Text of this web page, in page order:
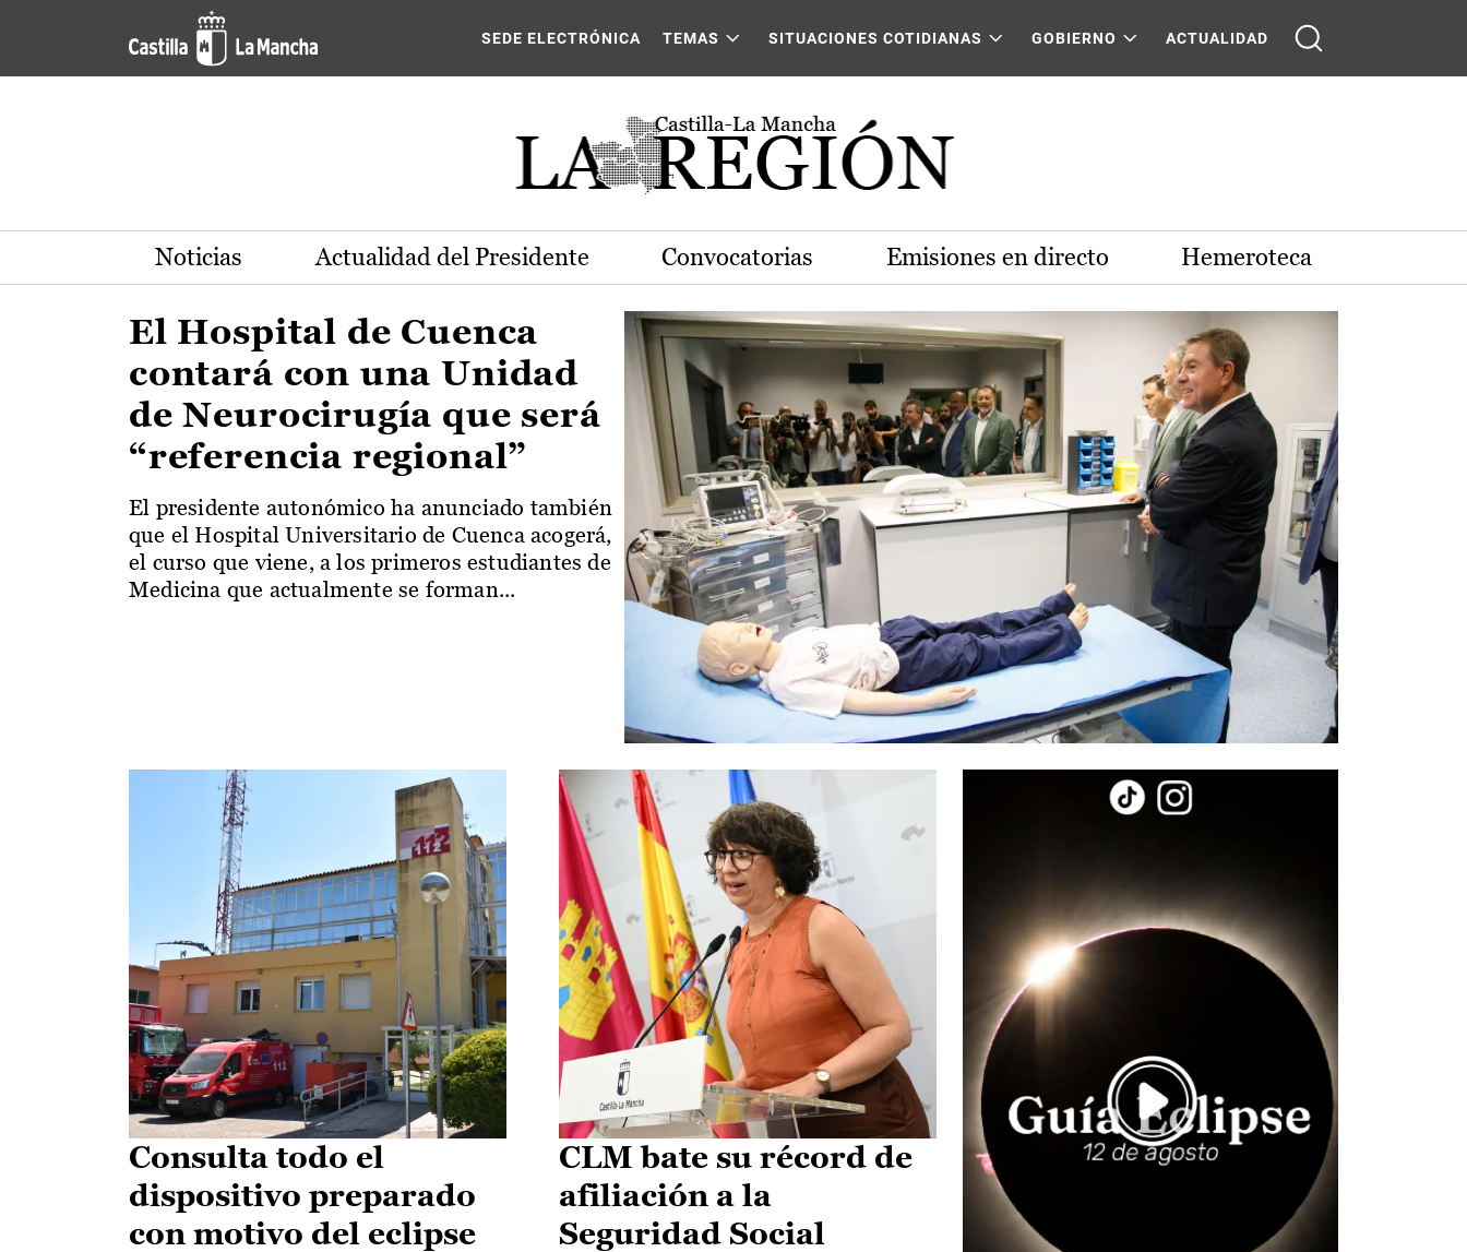
Pasar al contenido principal
Actualidad de la región de Castilla-La Mancha
SEDE ELECTRÓNICA TEMAS SITUACIONES COTIDIANAS GOBIERNO ACTUALIDAD
Noticias Actualidad del Presidente Convocatorias Emisiones en directo Hemeroteca
El Hospital de Cuenca
contará con una Unidad
de Neurocirugía que será
“referencia regional”
El presidente autonómico ha anunciado también
que el Hospital Universitario de Cuenca acogerá,
el curso que viene, a los primeros estudiantes de
Medicina que actualmente se forman...
Consulta todo el
dispositivo preparado
con motivo del eclipse
CLM bate su récord de
afiliación a la
Seguridad Social